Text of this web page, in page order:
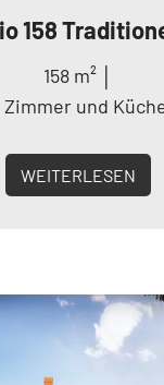
158
158 m² │
Zimmer und
WEITERLESEN